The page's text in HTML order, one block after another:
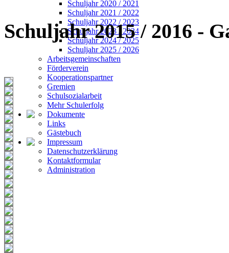
Schuljahr 2020 / 2021
Schuljahr 2021 / 2022
Schuljahr 2022 / 2023
Schuljahr 2023 / 2024
Schuljahr 2024 / 2025
Schuljahr 2025 / 2026
Arbeitsgemeinschaften
Förderverein
Kooperationspartner
Gremien
Schulsozialarbeit
Mehr Schulerfolg
Dokumente
Links
Gästebuch
Impressum
Datenschutzerklärung
Kontaktformular
Administration
Schuljahr 2015 / 2016 -